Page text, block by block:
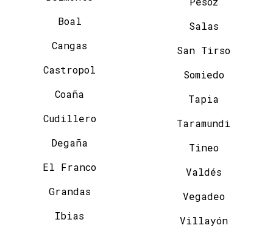
Boal
Cangas
Castropol
Coaña
Cudillero
Degaña
El Franco
Grandas
Ibias
Salas
San Tirso
Somiedo
Tapia
Taramundi
Tineo
Valdés
Vegadeo
Villayón